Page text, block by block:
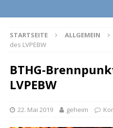
STARTSEITE ALLGEMEIN
des LVPEBW
BTHG-
LVPEBW
22. Mai 2019 geheim